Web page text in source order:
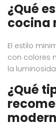
¿Qué
cocina
El estilo
con colores
la
¿Qué